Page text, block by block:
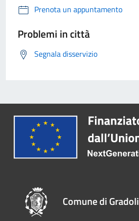
Prenota un appuntamento
Problemi in città
Segnala disservizio
Comune di Gradoli